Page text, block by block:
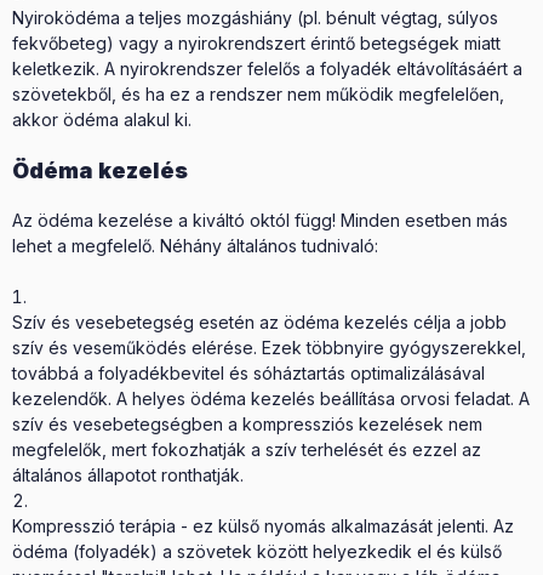
Nyiroködéma a teljes mozgáshiány (pl. bénult végtag, súlyos
fekvőbeteg) vagy a nyirokrendszert érintő betegségek miatt
keletkezik. A nyirokrendszer felelős a folyadék eltávolításáért a
szövetekből, és ha ez a rendszer nem működik megfelelően,
akkor ödéma alakul ki.
Ödéma kezelés
Az ödéma kezelése a kiváltó októl függ! Minden esetben más
lehet a megfelelő. Néhány általános tudnivaló:
Szív és vesebetegség esetén az ödéma kezelés célja a jobb
szív és veseműködés elérése. Ezek többnyire gyógyszerekkel,
továbbá a folyadékbevitel és sóháztartás optimalizálásával
kezelendők. A helyes ödéma kezelés beállítása orvosi feladat. A
szív és vesebetegségben a kompressziós kezelések nem
megfelelők, mert fokozhatják a szív terhelését és ezzel az
általános állapotot ronthatják.
Kompresszió terápia - ez külső nyomás alkalmazását jelenti. Az
ödéma (folyadék) a szövetek között helyezkedik el és külső